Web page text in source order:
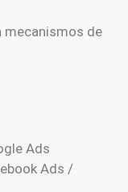
mecanismos de
Ads
Ads /